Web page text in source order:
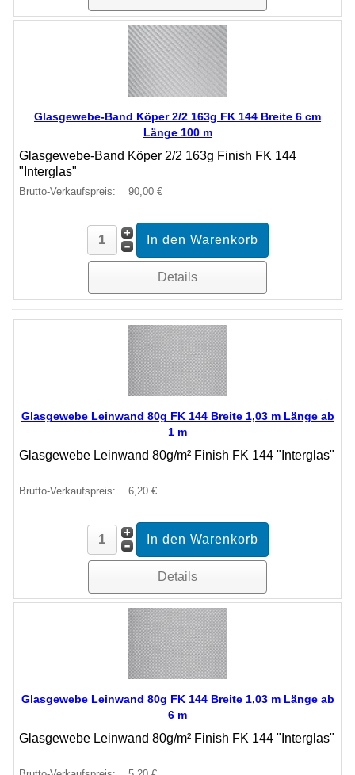
Glasgewebe-Band Köper 2/2 163g FK 144 Breite 6 cm
Länge 100 m
Glasgewebe-Band Köper 2/2 163g Finish FK 144
"Interglas"
Brutto-Verkaufspreis: 90,00 €
Details
Glasgewebe Leinwand 80g FK 144 Breite 1,03 m Länge ab
1 m
Glasgewebe Leinwand 80g/m² Finish FK 144 "Interglas"
Brutto-Verkaufspreis: 6,20 €
Details
Glasgewebe Leinwand 80g FK 144 Breite 1,03 m Länge ab
6 m
Glasgewebe Leinwand 80g/m² Finish FK 144 "Interglas"